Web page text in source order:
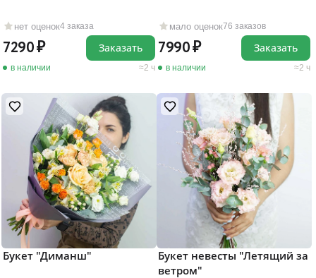
нет оценок4 заказа
7290
в наличии 2 ч
Заказать
мало оценок76 заказов
7990
в наличии 2 ч
Заказать
Букет "Диманш"
Букет невесты "Летящий за
ветром"